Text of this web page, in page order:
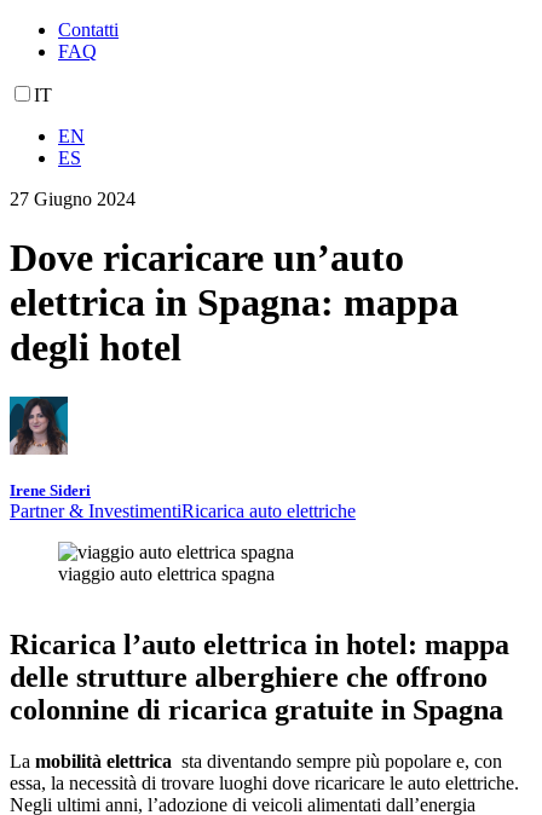
Contatti
FAQ
IT
EN
ES
27 Giugno 2024
Dove ricaricare un’auto
elettrica in Spagna: mappa
degli hotel
Irene Sideri
Partner & InvestimentiRicarica auto elettriche
viaggio auto elettrica spagna
Ricarica l’auto elettrica in hotel: mappa
delle strutture alberghiere che offrono
colonnine di ricarica gratuite in Spagna
La mobilità elettrica sta diventando sempre più popolare e, con
essa, la necessità di trovare luoghi dove ricaricare le auto elettriche.
Negli ultimi anni, l’adozione di veicoli alimentati dall’energia